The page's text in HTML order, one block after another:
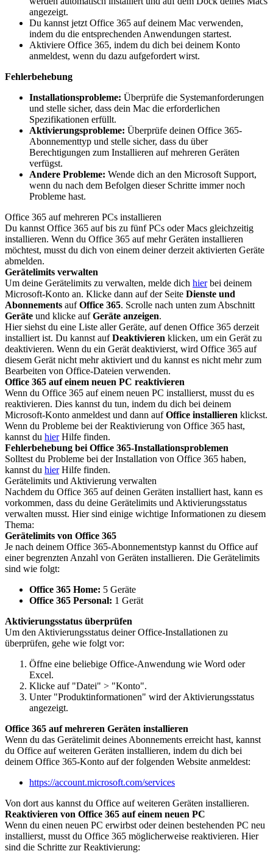
angezeigt.
Du kannst jetzt Office 365 auf deinem Mac verwenden,
indem du die entsprechenden Anwendungen startest.
Aktiviere Office 365, indem du dich bei deinem Konto
anmeldest, wenn du dazu aufgefordert wirst.
Fehlerbehebung
Installationsprobleme: Überprüfe die Systemanforderungen
und stelle sicher, dass dein Mac die erforderlichen
Spezifikationen erfüllt.
Aktivierungsprobleme: Überprüfe deinen Office 365-
Abonnementtyp und stelle sicher, dass du über
Berechtigungen zum Installieren auf mehreren Geräten
verfügst.
Andere Probleme: Wende dich an den Microsoft Support,
wenn du nach dem Befolgen dieser Schritte immer noch
Probleme hast.
Office 365 auf mehreren PCs installieren
Du kannst Office 365 auf bis zu fünf PCs oder Macs gleichzeitig
installieren. Wenn du Office 365 auf mehr Geräten installieren
möchtest, musst du dich von einem deiner derzeit aktivierten Geräte
abmelden.
Gerätelimits verwalten
Um deine Gerätelimits zu verwalten, melde dich hierbei deinem
Microsoft-Konto an. Klicke dann auf der Seite Dienste und
Abonnements aufOffice 365. Scrolle nach unten zum Abschnitt
Geräte und klicke aufGeräte anzeigen.
Hier siehst du eine Liste aller Geräte, auf denen Office 365 derzeit
installiert ist. Du kannst aufDeaktivieren klicken, um ein Gerät zu
deaktivieren. Wenn du ein Gerät deaktivierst, wird Office 365 auf
diesem Gerät nicht mehr aktiviert und du kannst es nicht mehr zum
Bearbeiten von Office-Dateien verwenden.
Office 365 auf einem neuen PC reaktivieren
Wenn du Office 365 auf einem neuen PC installierst, musst du es
reaktivieren. Dies kannst du tun, indem du dich bei deinem
Microsoft-Konto anmeldest und dann aufOffice installieren klickst.
Wenn du Probleme bei der Reaktivierung von Office 365 hast,
kannst du hierHilfe finden.
Fehlerbehebung bei Office 365-Installationsproblemen
Solltest du Probleme bei der Installation von Office 365 haben,
kannst du hierHilfe finden.
Gerätelimits und Aktivierung verwalten
Nachdem du Office 365 auf deinen Geräten installiert hast, kann es
vorkommen, dass du deine Gerätelimits und Aktivierungsstatus
verwalten musst. Hier sind einige wichtige Informationen zu diesem
Thema:
Gerätelimits von Office 365
Je nach deinem Office 365-Abonnementstyp kannst du Office auf
einer begrenzten Anzahl von Geräten installieren. Die Gerätelimits
sind wie folgt:
Office 365 Home: 5 Geräte
Office 365 Personal: 1 Gerät
Aktivierungsstatus überprüfen
Um den Aktivierungsstatus deiner Office-Installationen zu
überprüfen, gehe wie folgt vor:
Öffne eine beliebige Office-Anwendung wie Word oder
Excel.
Klicke auf "Datei" > "Konto".
Unter "Produktinformationen" wird der Aktivierungsstatus
angezeigt.
Office 365 auf mehreren Geräten installieren
Wenn du das Gerätelimit deines Abonnements erreicht hast, kannst
du Office auf weiteren Geräten installieren, indem du dich bei
deinem Office 365-Konto auf der folgenden Website anmeldest:
https://account.microsoft.com/services
Von dort aus kannst du Office auf weiteren Geräten installieren.
Reaktivieren von Office 365 auf einem neuen PC
Wenn du einen neuen PC erwirbst oder deinen bestehenden PC neu
installierst, musst du Office 365 möglicherweise reaktivieren. Hier
sind die Schritte zur Reaktivierung: